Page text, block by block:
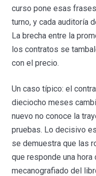
curso pone esas
turno, y cada auditoría
La brecha entre la
los contratos se
con el precio.
Un caso típico: el
dieciocho meses
nuevo no conoce la
pruebas. Lo decisivo
se demuestra que las
que responde una
mecanografiado del